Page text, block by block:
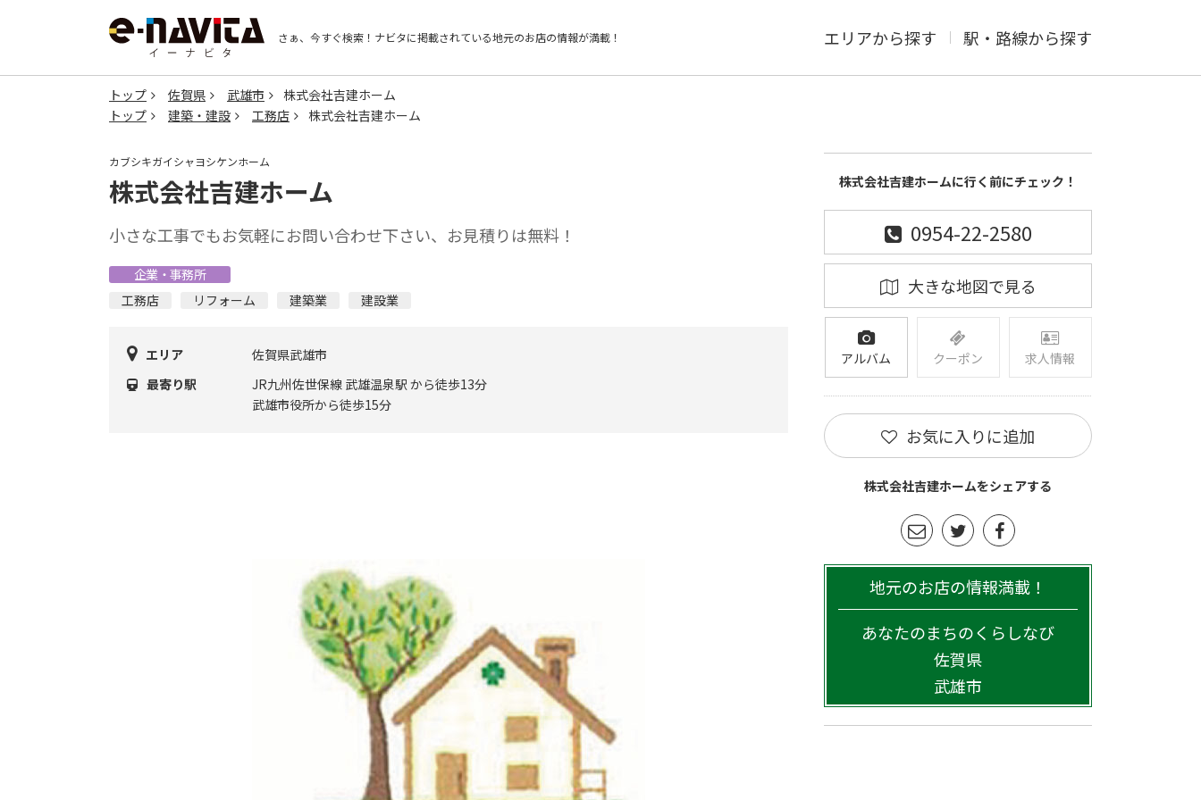
さぁ、今すぐ検索！ ナビタに掲載されている地元のお店の情報が満載！ エリアから探す 駅・路線から探す
トップ 佐賀県 武雄市
株式会社吉建ホーム
トップ
建築・建設 工務店 株式会社吉建ホーム
カブシキガイシャヨシケンホーム
株式会社吉建ホーム
小さな工事でもお気軽にお問い合わせ下さい、お見積りは無料！
企業・事務所
工務店
リフォーム 建築業 建設業
エリア
佐賀県武雄市
最寄り駅
JR九州佐世保線 武雄温泉駅 から徒歩13分
武雄市役所から徒歩15分
株式会社吉建ホームに行く前にチェック！
0954-22-2580
大きな地図で見る
アルバム クーポン 求人情報
お気に入りに追加
株式会社吉建ホームをシェアする
地元のお店の情報満載！
あなたのまちのくらしなび
佐賀県
武雄市